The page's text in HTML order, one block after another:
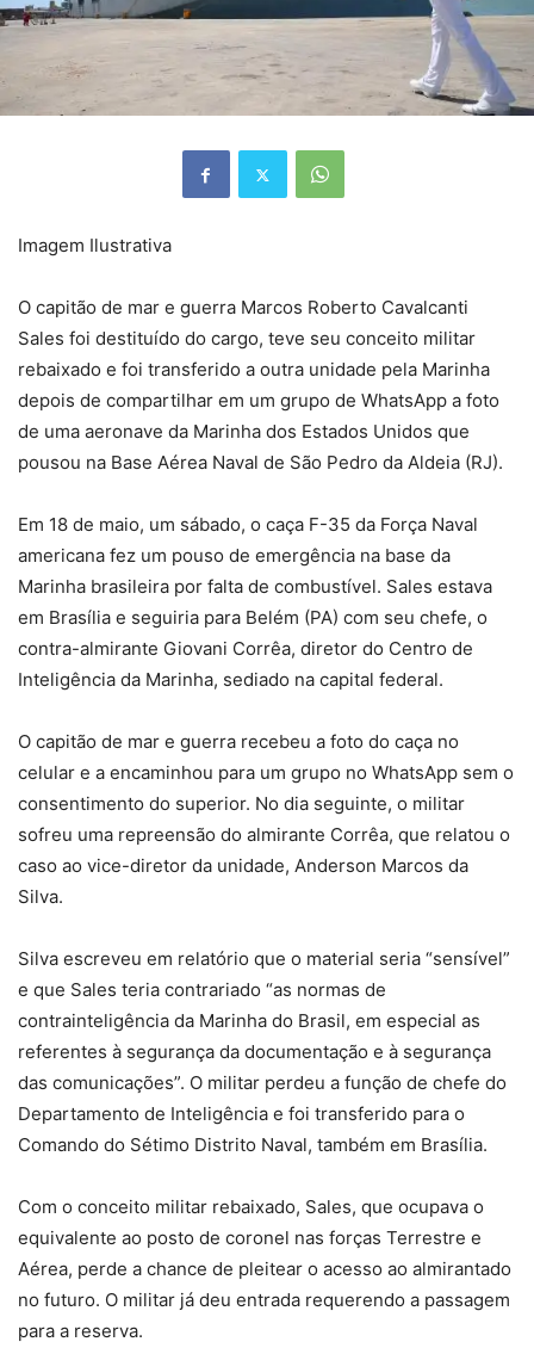
Imagem Ilustrativa
O capitão de mar e guerra Marcos Roberto Cavalcanti
Sales foi destituído do cargo, teve seu conceito militar
rebaixado e foi transferido a outra unidade pela Marinha
depois de compartilhar em um grupo de WhatsApp a foto
de uma aeronave da Marinha dos Estados Unidos que
pousou na Base Aérea Naval de São Pedro da Aldeia (RJ).
Em 18 de maio, um sábado, o caça F-35 da Força Naval
americana fez um pouso de emergência na base da
Marinha brasileira por falta de combustível. Sales estava
em Brasília e seguiria para Belém (PA) com seu chefe, o
contra-almirante Giovani Corrêa, diretor do Centro de
Inteligência da Marinha, sediado na capital federal.
O capitão de mar e guerra recebeu a foto do caça no
celular e a encaminhou para um grupo no WhatsApp sem o
consentimento do superior. No dia seguinte, o militar
sofreu uma repreensão do almirante Corrêa, que relatou o
caso ao vice-diretor da unidade, Anderson Marcos da
Silva.
Silva escreveu em relatório que o material seria “sensível”
e que Sales teria contrariado “as normas de
contrainteligência da Marinha do Brasil, em especial as
referentes à segurança da documentação e à segurança
das comunicações”. O militar perdeu a função de chefe do
Departamento de Inteligência e foi transferido para o
Comando do Sétimo Distrito Naval, também em Brasília.
Com o conceito militar rebaixado, Sales, que ocupava o
equivalente ao posto de coronel nas forças Terrestre e
Aérea, perde a chance de pleitear o acesso ao almirantado
no futuro. O militar já deu entrada requerendo a passagem
para a reserva.